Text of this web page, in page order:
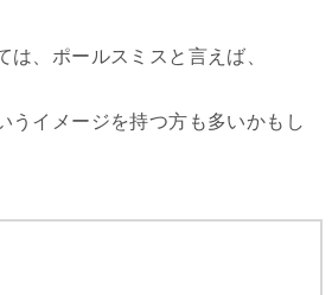
は、ポールスミスと言えば、
うイメージを持つ方も多いかもし